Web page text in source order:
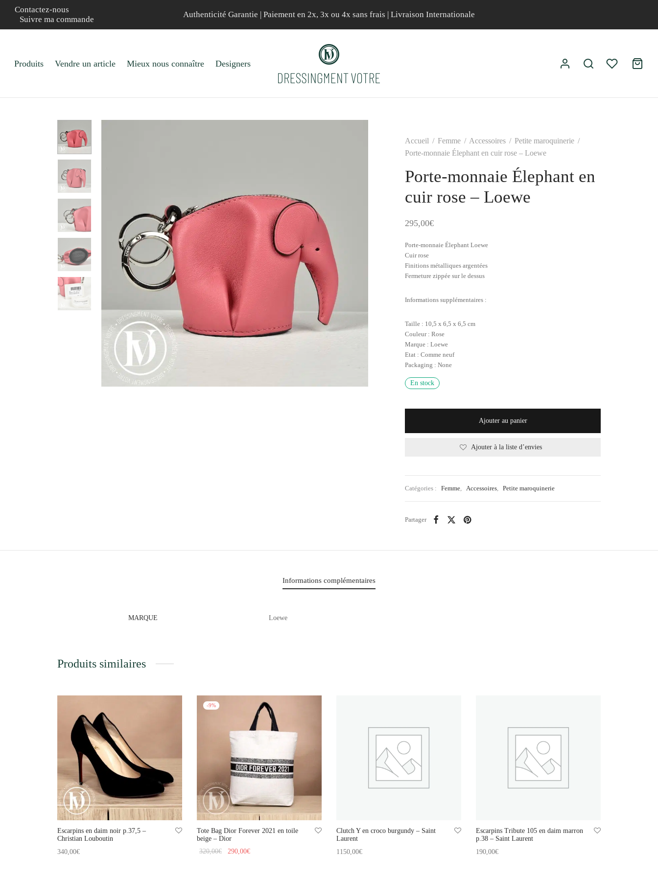
Contactez-nous
Suivre ma commande
Authenticité Garantie | Paiement en 2x, 3x ou 4x sans frais | Livraison Internationale
Produits Vendre un article Mieux nous connaître Designers
Accueil / Femme / Accessoires / Petite maroquinerie /
Porte-monnaie Élephant en cuir rose – Loewe
Porte-monnaie Élephant en
cuir rose – Loewe
295,00€
Porte-monnaie Élephant Loewe
Cuir rose
Finitions métalliques argentées
Fermeture zippée sur le dessus
Informations supplémentaires :
Taille : 10,5 x 6,5 x 6,5 cm
Couleur : Rose
Marque : Loewe
Etat : Comme neuf
Packaging : None
En stock
Ajouter au panier
Ajouter à la liste d’envies
Catégories : Femme, Accessoires, Petite maroquinerie
Partager
Informations complémentaires
MARQUE Loewe
Produits similaires
Escarpins en daim noir p.37,5 –
Christian Louboutin
340,00€
-9%
Tote Bag Dior Forever 2021 en toile
beige – Dior
320,00€
Le prix
290,00€
Clutch Y en croco burgundy – Saint
Laurent
1150,00€
Escarpins Tribute 105 en daim marron
p.38 – Saint Laurent
190,00€